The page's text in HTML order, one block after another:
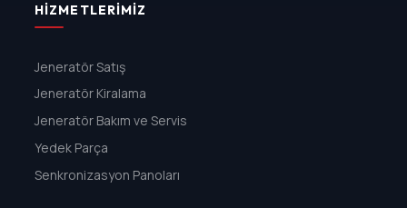
HIZMETLERIMIZ
Jeneratör Satış
Jeneratör Kiralama
Jeneratör Bakım ve Servis
Yedek Parça
Senkronizasyon Panoları